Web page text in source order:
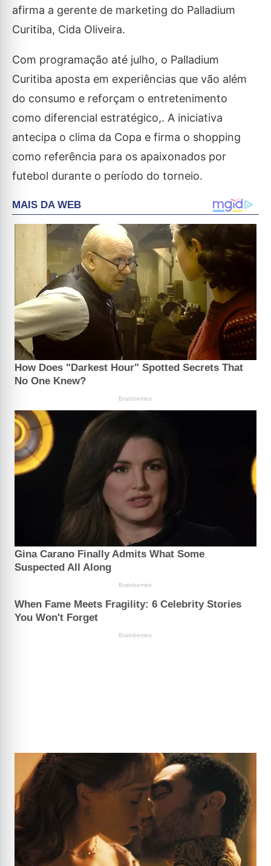
afirma a gerente de marketing do Palladium
Curitiba, Cida Oliveira.
Com programação até julho, o Palladium
Curitiba aposta em experiências que vão além
do consumo e reforçam o entretenimento
como diferencial estratégico,. A iniciativa
antecipa o clima da Copa e firma o shopping
como referência para os apaixonados por
futebol durante o período do torneio.